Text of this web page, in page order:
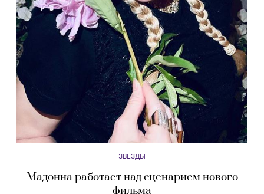
ЗВЕЗДЫ
Мадонна работает над сценарием нового
фильма